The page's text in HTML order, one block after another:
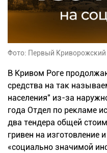
Фото: Первый Криворожский
В Кривом Роге
средства на так
населения" из-за
года Отдел по рекламе
два тендера общей
гривен на изготовление
«социально значимой